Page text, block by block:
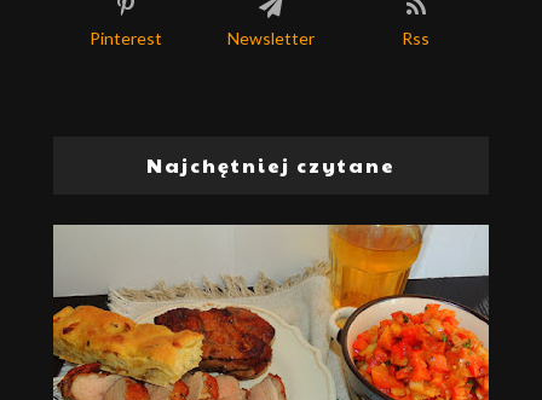
Pinterest Newsletter Rss
Najchętniej czytane